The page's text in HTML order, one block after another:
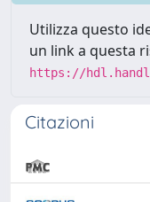
Utilizza questo
un link a questa
https://
Citazioni